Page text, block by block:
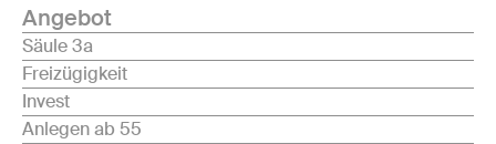
Angebot
Säule 3a
Freizügigkeit
Invest
Anlegen ab 55